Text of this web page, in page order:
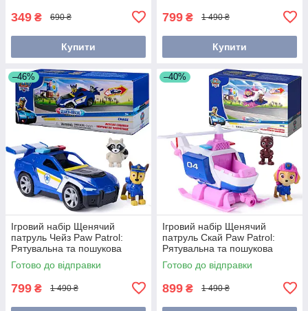
349 ₴ 690 ₴
Купити
799 ₴ 1 490 ₴
Купити
–46%
Ігровий набір Щенячий
патруль Чейз Paw Patrol:
Рятувальна та пошукова
служба 6074774
Готово до відправки
799 ₴ 1 490 ₴
–40%
Ігровий набір Щенячий
патруль Скай Paw Patrol:
Рятувальна та пошукова
служба 6074804
Готово до відправки
899 ₴ 1 490 ₴